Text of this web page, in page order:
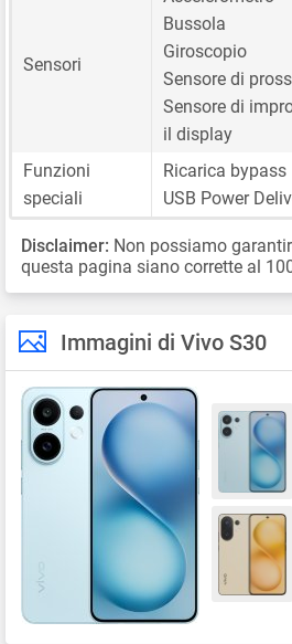
Sensori
Bussola
Giroscopio
Sensore di
Sensore di
il display
Funzioni
speciali
Ricarica bypass
USB Power
Disclaimer: Non possiamo
questa pagina siano corrette al
Immagini di Vivo S30